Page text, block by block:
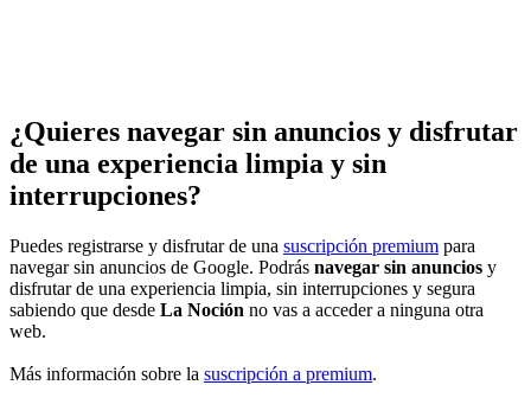
¿Quieres navegar sin anuncios y disfrutar
de una experiencia limpia y sin
interrupciones?
Puedes registrarse y disfrutar de una suscripción premium para
navegar sin anuncios de Google. Podrás navegar sin anuncios y
disfrutar de una experiencia limpia, sin interrupciones y segura
sabiendo que desde La Noción no vas a acceder a ninguna otra
web.
Más información sobre la suscripción a premium.